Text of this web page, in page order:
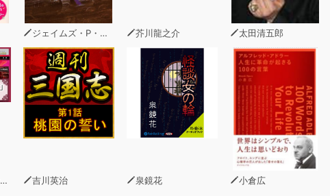
ジェイムズ・P・ホーガン 芥川龍之介 太田清五郎
吉川英治 泉鏡花 小倉広